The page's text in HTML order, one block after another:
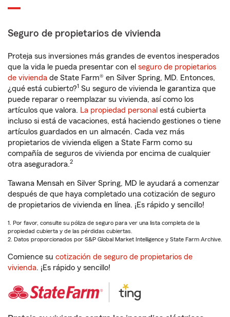
Seguro de propietarios de vivienda
Proteja sus inversiones más grandes de eventos inesperados
que la vida le pueda presentar con el seguro de propietarios
de vivienda de State Farm® en Silver Spring, MD. Entonces,
¿qué está cubierto?1 Su seguro de vivienda le garantiza que
puede reparar o reemplazar su vivienda, así como los
artículos que valora. La propiedad personal está cubierta
incluso si está de vacaciones, está haciendo gestiones o tiene
artículos guardados en un almacén. Cada vez más
propietarios de vivienda eligen a State Farm como su
compañía de seguros de vivienda por encima de cualquier
otra aseguradora.2
Tawana Mensah en Silver Spring, MD le ayudará a comenzar
después de que haya completado una cotización de seguro
de propietarios de vivienda en línea. ¡Es rápido y sencillo!
1. Por favor, consulte su póliza de seguro para ver una lista completa de la
propiedad cubierta y de las pérdidas cubiertas.
2. Datos proporcionados por S&P Global Market Intelligence y State Farm Archive.
Comience su cotización de seguro de propietarios de
vivienda. ¡Es rápido y sencillo!